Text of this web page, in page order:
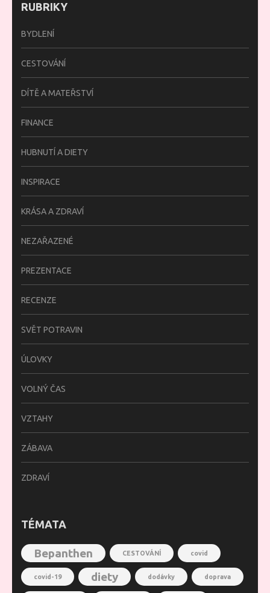
RUBRIKY
BYDLENÍ
CESTOVÁNÍ
DÍTĚ A MATEŘSTVÍ
FINANCE
HUBNUTÍ A DIETY
INSPIRACE
KRÁSA A ZDRAVÍ
NEZAŘAZENÉ
PREZENTACE
RECENZE
SVĚT POTRAVIN
ÚLOVKY
VOLNÝ ČAS
VZTAHY
ZÁBAVA
ZDRAVÍ
TÉMATA
Bepanthen CESTOVÁNÍ covid
covid-19 diety dodávky doprava